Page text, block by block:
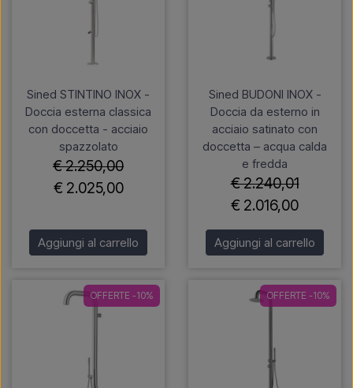
Sined STINTINO INOX -
Doccia esterna classica
con doccetta - acciaio
spazzolato
€ 2.250,00
€ 2.025,00
Aggiungi al carrello
Sined BUDONI INOX -
Doccia da esterno in
acciaio satinato con
doccetta – acqua calda
e fredda
€ 2.240,01
€ 2.016,00
Aggiungi al carrello
OFFERTE -10% OFFERTE -10%